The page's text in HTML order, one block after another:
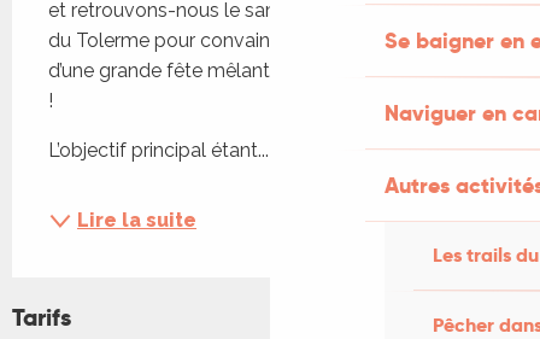
Se baigner en
Naviguer en
Autres
Les trails
Pêcher
et retrouvons-nous le samedi 27 juin 2026 au lac
du Tolerme pour convaincre le CIO à l’occasion
d’une grande fête mêlant musique, sport et danse
!
L’objectif principal étant...
Lire la suite
Tarifs